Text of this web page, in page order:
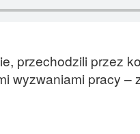
przechodzili przez
wyzwaniami pracy –